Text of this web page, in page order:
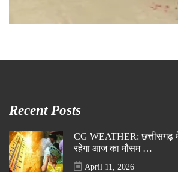
Recent Posts
CG WEATHER: छत्तीसगढ़
रहेगा आज का मौसम …
April 11, 2026